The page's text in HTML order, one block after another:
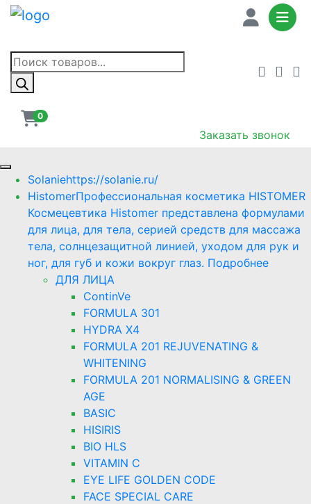
Поиск
товаров
0
Заказать звонок
Solaniehttps://solanie.ru/
HistomerПрофессиональная косметика HISTOMER
Космецевтика Histomer представлена формулами
для лица, для тела, серией средств для массажа
тела, солнцезащитной линией, уходом для рук и
ног, для губ и кожи вокруг глаз. Подробнее
ДЛЯ ЛИЦА
ContinVe
FORMULA 301
HYDRA X4
FORMULA 201 REJUVENATING &
WHITENING
FORMULA 201 NORMALISING & GREEN
AGE
BASIC
HISIRIS
BIO HLS
VITAMIN C
EYE LIFE GOLDEN CODE
FACE SPECIAL CARE